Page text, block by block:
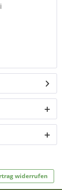
widerrufen